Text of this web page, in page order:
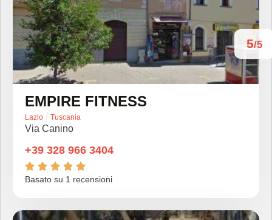
5/5
EMPIRE FITNESS
Lazio / Tuscania
Via Canino
+39 328 966 3404
    
Basato su 1 recensioni